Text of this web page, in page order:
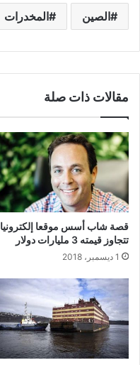
الصين المخدرات
مقالات ذات صلة
قصة شاب أسس موقعا إلكترونيا
تتجاوز قيمته 3 مليارات دولار
1 ديسمبر، 2018